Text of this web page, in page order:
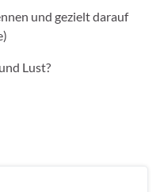
und gezielt darauf
Lust?